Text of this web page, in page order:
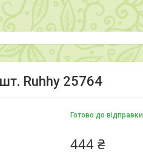
Ruhhy 25764
Готово до відправки
444 ₴